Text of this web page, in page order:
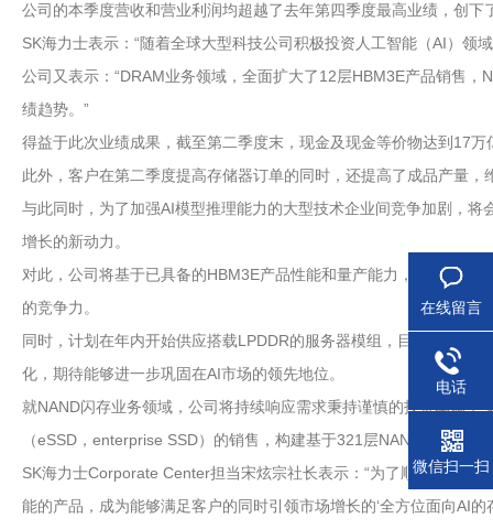
公司的本季度营收和营业利润均超越了去年第四季度最高业绩，创下
SK海力士表示：“随着全球大型科技公司积极投资人工智能（AI）
公司又表示：“DRAM业务领域，全面扩大了12层HBM3E产品销售
绩趋势。”
得益于此次业绩成果，截至第二季度末，现金及现金等价物达到17
此外，客户在第二季度提高存储器订单的同时，还提高了成品产量
与此同时，为了加强AI模型推理能力的大型技术企业间竞争加剧，
增长的新动力。
对此，公司将基于已具备的HBM3E产品性能和量产能力，将HBM
的竞争力。
同时，计划在年内开始供应搭载LPDDR的服务器模组，目前以
化，期待能够进一步巩固在AI市场的领先地位。
就NAND闪存业务领域，公司将持续响应需求秉持谨慎的投资基调
（eSSD，enterprise SSD）的销售，构建基于321层NAND闪存的
SK海力士Corporate Center担当宋炫宗社长表示：“为了顺利供应明
能的产品，成为能够满足客户的同时引领市场增长的‘全方位面向AI
在线留言
电话
微信扫一扫